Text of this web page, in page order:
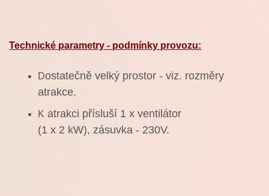
Technické parametry - podmínky provozu:
Dostatečně velký prostor - viz. rozměry
atrakce.
K atrakci přísluší 1 x ventilátor
(1 x 2 kW), zásuvka - 230V.